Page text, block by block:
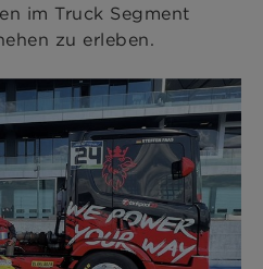
im Truck Segment
zu erleben.